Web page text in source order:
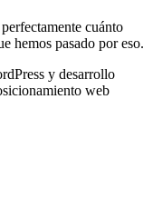
cuánto
hemos pasado por eso.
y desarrollo
web